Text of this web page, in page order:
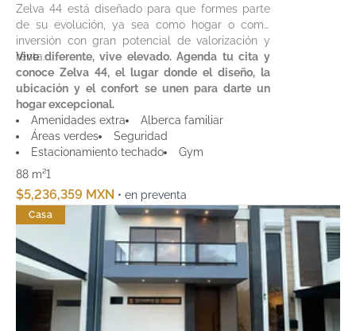
Zelva 44 está diseñado para que formes parte
de su evolución, ya sea como hogar o como
inversión con gran potencial de valorización y
renta.
Vive diferente, vive elevado. Agenda tu cita y
conoce Zelva 44, el lugar donde el diseño, la
ubicación y el confort se unen para darte un
hogar excepcional.
Amenidades extra
Alberca familiar
Áreas verdes
Seguridad
Estacionamiento techado
Gym
88 m²1
$5,236,359 MXN • en preventa
Casa